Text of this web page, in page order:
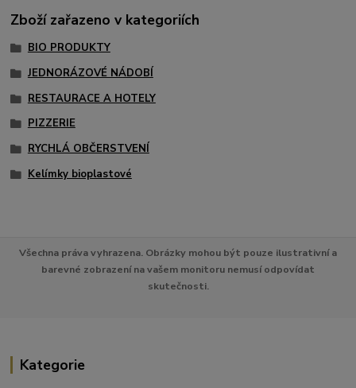
Zboží zařazeno v kategoriích
BIO PRODUKTY
JEDNORÁZOVÉ NÁDOBÍ
RESTAURACE A HOTELY
PIZZERIE
RYCHLÁ OBČERSTVENÍ
Kelímky bioplastové
Všechna práva vyhrazena. Obrázky mohou být pouze ilustrativní a
barevné zobrazení na vašem monitoru nemusí odpovídat
skutečnosti.
Kategorie